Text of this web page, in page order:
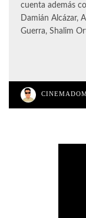
cuenta además
Damián Alcázar,
Guerra, Shalim